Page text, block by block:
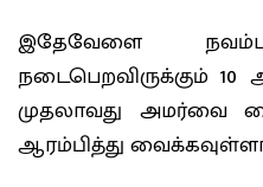
இதேவேளை
நடைபெறவிருக்கும்
முதலாவது அமர்வை
ஆரம்பித்து